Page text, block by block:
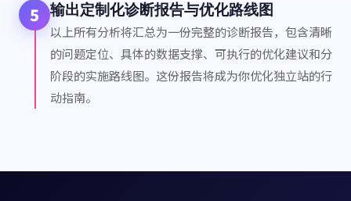
5 输出定制化诊断报告与优化路线图
以上所有分析将汇总为一份完整的诊断报告，包含清晰
的问题定位、具体的数据支撑、可执行的优化建议和分
阶段的实施路线图。这份报告将成为你优化独立站的行
动指南。